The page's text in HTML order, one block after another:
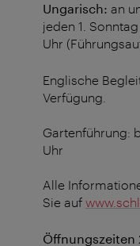
Ungarisch: an
jeden 1.
Uhr
Englische
Verfügung.
Gartenführung:
Uhr
Alle
Sie auf
Öffnungszeiten